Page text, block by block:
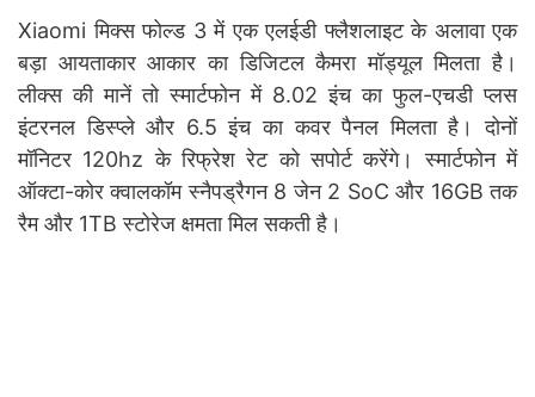
Xiaomi मिक्स फोल्ड 3 में एक एलईडी फ्लैशलाइट के अलावा एक
बड़ा आयताकार आकार का डिजिटल कैमरा मॉड्यूल मिलता है।
लीक्स की मानें तो स्मार्टफोन में 8.02 इंच का फुल-एचडी प्लस
इंटरनल डिस्प्ले और 6.5 इंच का कवर पैनल मिलता है। दोनों
मॉनिटर 120hz के रिफ्रेश रेट को सपोर्ट करेंगे। स्मार्टफोन में
ऑक्टा-कोर क्वालकॉम स्नैपड्रैगन 8 जेन 2 SoC और 16GB तक
रैम और 1TB स्टोरेज क्षमता मिल सकती है।